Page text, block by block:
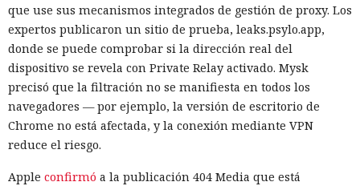
que use sus mecanismos integrados de gestión de proxy. Los
expertos publicaron un sitio de prueba, leaks.psylo.app,
donde se puede comprobar si la dirección real del
dispositivo se revela con Private Relay activado. Mysk
precisó que la filtración no se manifiesta en todos los
navegadores — por ejemplo, la versión de escritorio de
Chrome no está afectada, y la conexión mediante VPN
reduce el riesgo.
Apple confirmó a la publicación 404 Media que está